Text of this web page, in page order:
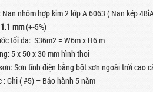
Nan nhôm hợp kim 2 lớp A 6063 ( Nan kép
1.1 mm(+-5%)
tối đa: S36m2 = W6m x H6 m
5 x 50 x 30 mm hình thoi
Sơn tĩnh điện bằng bột sơn ngoài trời cao
: Ghi ( #5) – Bảo hành 5 năm